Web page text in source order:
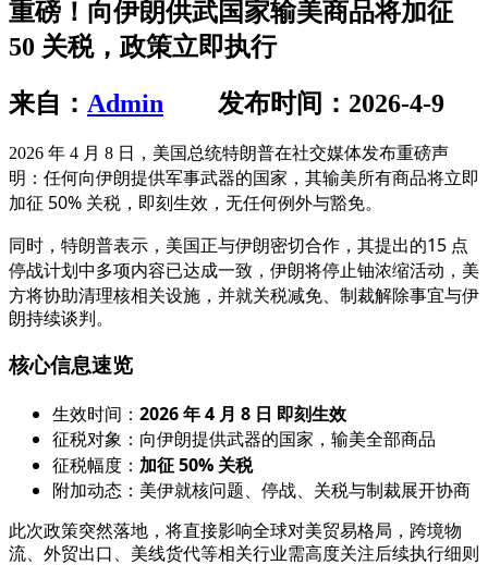
重磅！向伊朗供武国家输美商品将加征
50 关税，政策立即执行
来自： Admin 发布时间：2026-4-9
2026 年 4 月 8 日，美国总统特朗普在社交媒体发布重磅声
明： 任何向伊朗提供军事武器的国家，其输美所有商品将立即
加征 50% 关税，即刻生效，无任何例外与豁免。
同时，特朗普表示，美国正与伊朗密切合作，其提出的15 点
停战计划中多项内容已达成一致，伊朗将停止铀浓缩活动，美
方将协助清理核相关设施，并就关税减免、制裁解除事宜与伊
朗持续谈判。
核心信息速览
生效时间： 2026 年 4 月 8 日 即刻生效
征税对象：向伊朗提供武器的国家，输美全部商品
征税幅度： 加征 50% 关税
附加动态：美伊就核问题、停战、关税与制裁展开协商
此次政策突然落地，将直接影响全球对美贸易格局，跨境物
流、外贸出口、美线货代等相关行业需高度关注后续执行细则